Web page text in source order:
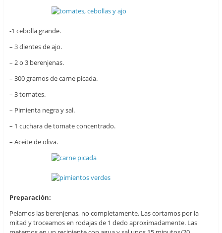
-1 cebolla grande.
– 3 dientes de ajo.
– 2 o 3 berenjenas.
– 300 gramos de carne picada.
– 3 tomates.
– Pimienta negra y sal.
– 1 cuchara de tomate concentrado.
– Aceite de oliva.
Preparación:
Pelamos las berenjenas, no completamente. Las cortamos por la
mitad y troceamos en rodajas de 1 dedo aproximadamente. Las